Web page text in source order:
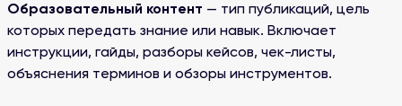
Образовательный контент — тип публикаций, цель
которых передать знание или навык. Включает
инструкции, гайды, разборы кейсов, чек-листы,
объяснения терминов и обзоры инструментов.